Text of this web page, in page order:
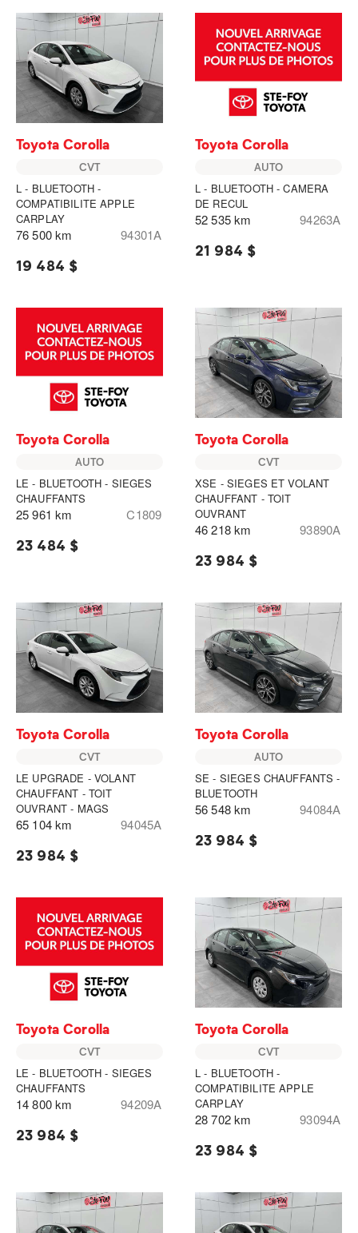
Toyota Corolla
CVT
L - BLUETOOTH -
COMPATIBILITE APPLE
CARPLAY
76 500 km 94301A
19 484 $
Toyota Corolla
AUTO
L - BLUETOOTH - CAMERA
DE RECUL
52 535 km 94263A
21 984 $
Toyota Corolla
AUTO
LE - BLUETOOTH - SIEGES
CHAUFFANTS
25 961 km C1809
23 484 $
Toyota Corolla
CVT
XSE - SIEGES ET VOLANT
CHAUFFANT - TOIT
OUVRANT
46 218 km 93890A
23 984 $
Toyota Corolla
CVT
LE UPGRADE - VOLANT
CHAUFFANT - TOIT
OUVRANT - MAGS
65 104 km 94045A
23 984 $
Toyota Corolla
AUTO
SE - SIEGES CHAUFFANTS -
BLUETOOTH
56 548 km 94084A
23 984 $
Toyota Corolla
CVT
LE - BLUETOOTH - SIEGES
CHAUFFANTS
14 800 km 94209A
23 984 $
Toyota Corolla
CVT
L - BLUETOOTH -
COMPATIBILITE APPLE
CARPLAY
28 702 km 93094A
23 984 $